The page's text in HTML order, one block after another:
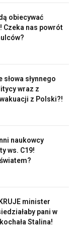
obiecywać
Czeka nas powrót
słynnego
wraz z
z Polski?!
naukowcy
ws. C19!
minister
pani w
Stalina!